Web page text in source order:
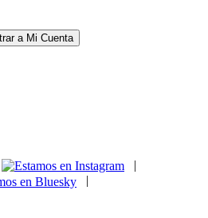
a Mi Cuenta
|